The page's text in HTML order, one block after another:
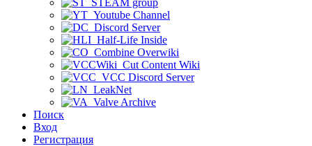
STEAM group
Youtube Channel
Discord Server
Half-Life Inside
Combine Overwiki
Cut Content Wiki
VCC Discord Server
LeakNet
Valve Archive
Поиск
Вход
Регистрация